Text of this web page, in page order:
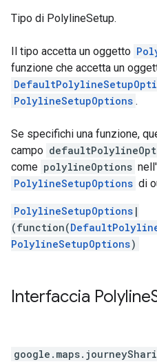
Tipo di PolylineSetup.
Il tipo accetta un oggetto
funzione che accetta un
PolylineSetupOptions .
Se specifichi una funzione,
campo
come polylineOptions
PolylineSetupOptions di
PolylineSetupOptions |
(function(
PolylineSetupOptions)
Interfaccia Polyline